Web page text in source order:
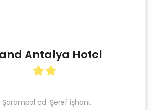
Antalya Hotel
Şarampol cd. Şeref işhanı.